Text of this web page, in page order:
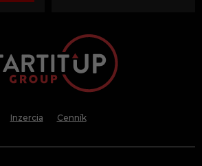
Inzercia Cenník